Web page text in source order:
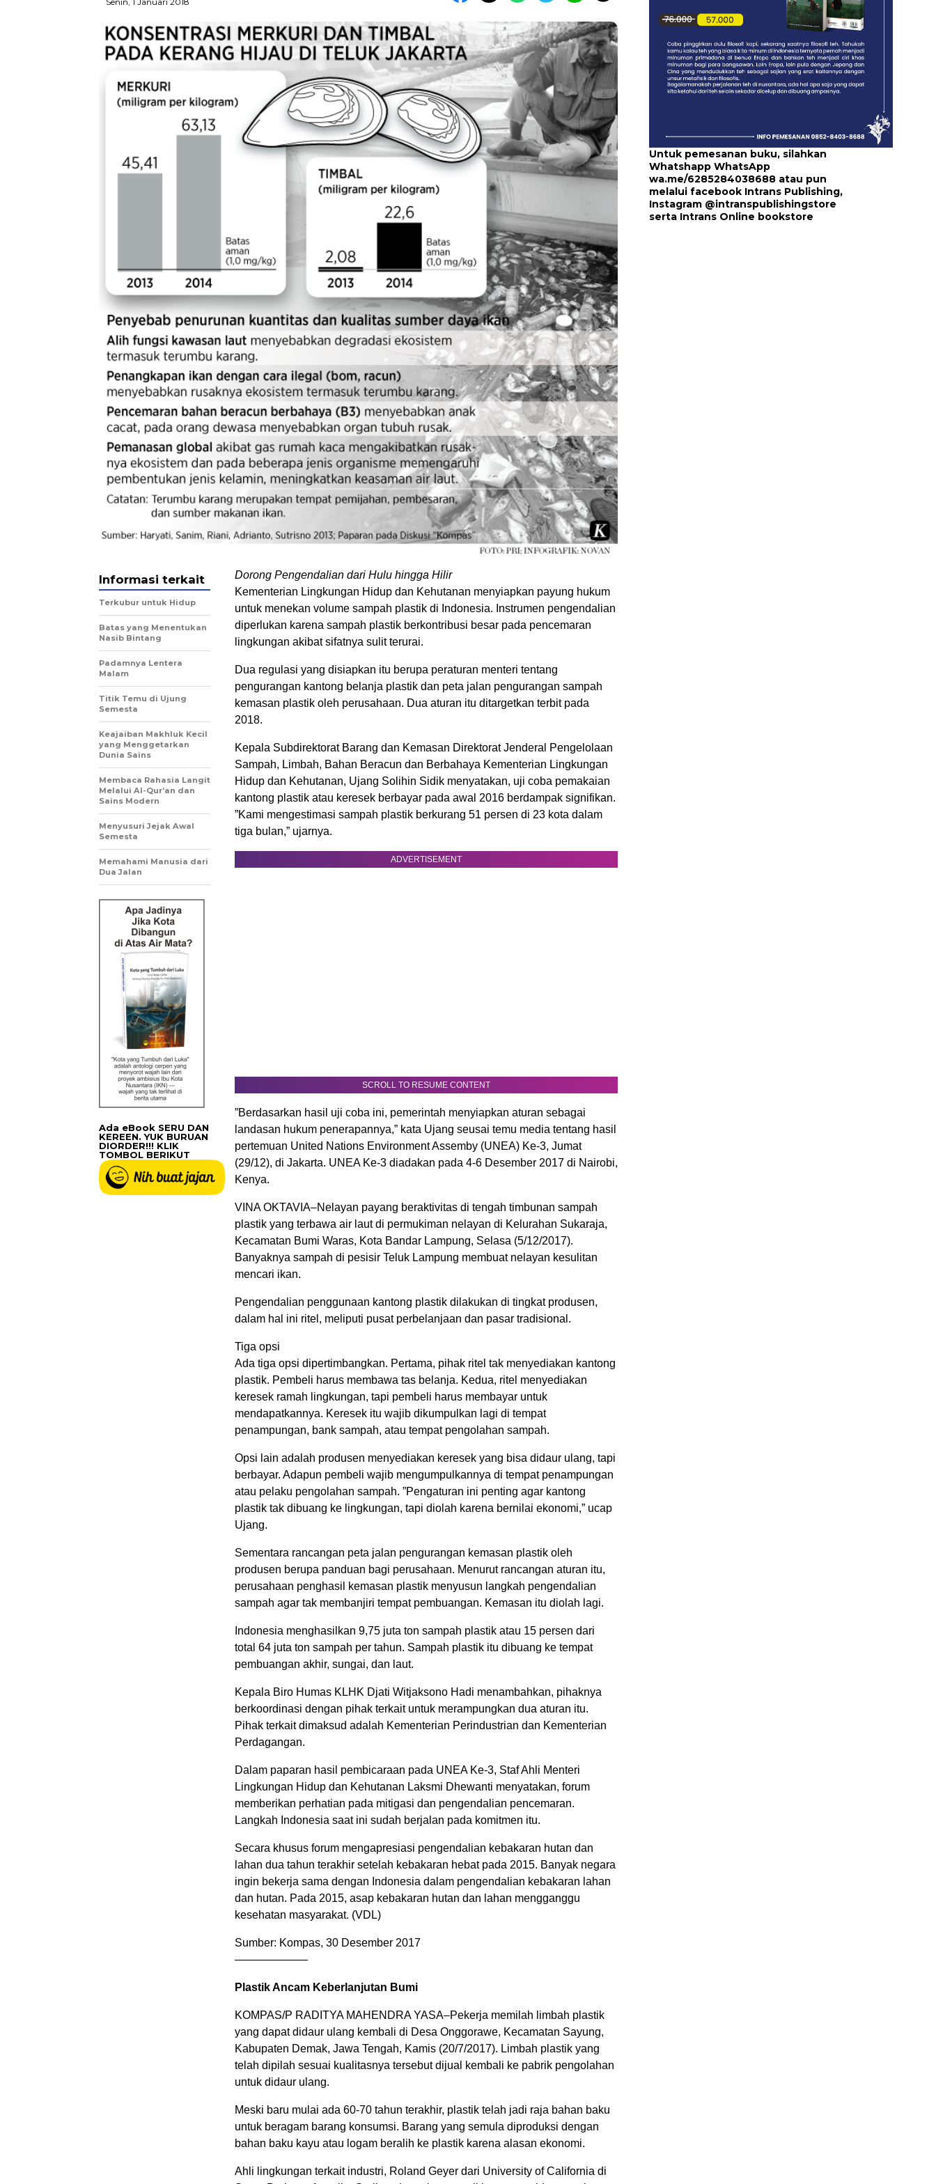
Dorong Pengendalian dari Hulu hingga Hilir
Kementerian Lingkungan Hidup dan Kehutanan menyiapkan payung hukum
untuk menekan volume sampah plastik di Indonesia. Instrumen pengendalian
diperlukan karena sampah plastik berkontribusi besar pada pencemaran
lingkungan akibat sifatnya sulit terurai.
Dua regulasi yang disiapkan itu berupa peraturan menteri tentang
pengurangan kantong belanja plastik dan peta jalan pengurangan sampah
kemasan plastik oleh perusahaan. Dua aturan itu ditargetkan terbit pada
2018.
Kepala Subdirektorat Barang dan Kemasan Direktorat Jenderal Pengelolaan
Sampah, Limbah, Bahan Beracun dan Berbahaya Kementerian Lingkungan
Hidup dan Kehutanan, Ujang Solihin Sidik menyatakan, uji coba pemakaian
kantong plastik atau keresek berbayar pada awal 2016 berdampak signifikan.
”Kami mengestimasi sampah plastik berkurang 51 persen di 23 kota dalam
tiga bulan,” ujarnya.
ADVERTISEMENT
SCROLL TO RESUME CONTENT
”Berdasarkan hasil uji coba ini, pemerintah menyiapkan aturan sebagai
landasan hukum penerapannya,” kata Ujang seusai temu media tentang hasil
pertemuan United Nations Environment Assemby (UNEA) Ke-3, Jumat
(29/12), di Jakarta. UNEA Ke-3 diadakan pada 4-6 Desember 2017 di Nairobi,
Kenya.
VINA OKTAVIA–Nelayan payang beraktivitas di tengah timbunan sampah
plastik yang terbawa air laut di permukiman nelayan di Kelurahan Sukaraja,
Kecamatan Bumi Waras, Kota Bandar Lampung, Selasa (5/12/2017).
Banyaknya sampah di pesisir Teluk Lampung membuat nelayan kesulitan
mencari ikan.
Pengendalian penggunaan kantong plastik dilakukan di tingkat produsen,
dalam hal ini ritel, meliputi pusat perbelanjaan dan pasar tradisional.
Tiga opsi
Ada tiga opsi dipertimbangkan. Pertama, pihak ritel tak menyediakan kantong
plastik. Pembeli harus membawa tas belanja. Kedua, ritel menyediakan
keresek ramah lingkungan, tapi pembeli harus membayar untuk
mendapatkannya. Keresek itu wajib dikumpulkan lagi di tempat
penampungan, bank sampah, atau tempat pengolahan sampah.
Opsi lain adalah produsen menyediakan keresek yang bisa didaur ulang, tapi
berbayar. Adapun pembeli wajib mengumpulkannya di tempat penampungan
atau pelaku pengolahan sampah. ”Pengaturan ini penting agar kantong
plastik tak dibuang ke lingkungan, tapi diolah karena bernilai ekonomi,” ucap
Ujang.
Sementara rancangan peta jalan pengurangan kemasan plastik oleh
produsen berupa panduan bagi perusahaan. Menurut rancangan aturan itu,
perusahaan penghasil kemasan plastik menyusun langkah pengendalian
sampah agar tak membanjiri tempat pembuangan. Kemasan itu diolah lagi.
Indonesia menghasilkan 9,75 juta ton sampah plastik atau 15 persen dari
total 64 juta ton sampah per tahun. Sampah plastik itu dibuang ke tempat
pembuangan akhir, sungai, dan laut.
Kepala Biro Humas KLHK Djati Witjaksono Hadi menambahkan, pihaknya
berkoordinasi dengan pihak terkait untuk merampungkan dua aturan itu.
Pihak terkait dimaksud adalah Kementerian Perindustrian dan Kementerian
Perdagangan.
Dalam paparan hasil pembicaraan pada UNEA Ke-3, Staf Ahli Menteri
Lingkungan Hidup dan Kehutanan Laksmi Dhewanti menyatakan, forum
memberikan perhatian pada mitigasi dan pengendalian pencemaran.
Langkah Indonesia saat ini sudah berjalan pada komitmen itu.
Secara khusus forum mengapresiasi pengendalian kebakaran hutan dan
lahan dua tahun terakhir setelah kebakaran hebat pada 2015. Banyak negara
ingin bekerja sama dengan Indonesia dalam pengendalian kebakaran lahan
dan hutan. Pada 2015, asap kebakaran hutan dan lahan mengganggu
kesehatan masyarakat. (VDL)
Sumber: Kompas, 30 Desember 2017
——————–
Plastik Ancam Keberlanjutan Bumi
KOMPAS/P RADITYA MAHENDRA YASA–Pekerja memilah limbah plastik
yang dapat didaur ulang kembali di Desa Onggorawe, Kecamatan Sayung,
Kabupaten Demak, Jawa Tengah, Kamis (20/7/2017). Limbah plastik yang
telah dipilah sesuai kualitasnya tersebut dijual kembali ke pabrik pengolahan
untuk didaur ulang.
Meski baru mulai ada 60-70 tahun terakhir, plastik telah jadi raja bahan baku
untuk beragam barang konsumsi. Barang yang semula diproduksi dengan
bahan baku kayu atau logam beralih ke plastik karena alasan ekonomi.
Ahli lingkungan terkait industri, Roland Geyer dari University of California di
Informasi terkait
Terkubur untuk Hidup
Batas yang Menentukan
Nasib Bintang
Padamnya Lentera
Malam
Titik Temu di Ujung
Semesta
Keajaiban Makhluk Kecil
yang Menggetarkan
Dunia Sains
Membaca Rahasia Langit
Melalui Al-Qur’an dan
Sains Modern
Menyusuri Jejak Awal
Semesta
Memahami Manusia dari
Dua Jalan
Ada eBook SERU DAN
KEREEN. YUK BURUAN
DIORDER!!! KLIK
TOMBOL BERIKUT
Untuk pemesanan buku, silahkan
Whatshapp WhatsApp
wa.me/6285284038688 atau pun
melalui facebook Intrans Publishing,
Instagram @intranspublishingstore
serta Intrans Online bookstore